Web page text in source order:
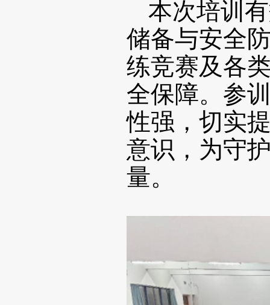
本次培训
储备与安全
练竞赛及各
全保障。参
性强，切实
意识，为守
量。